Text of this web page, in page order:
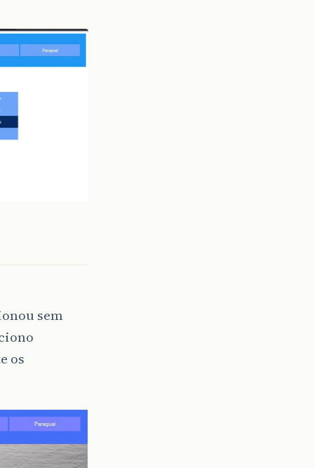
sem
os